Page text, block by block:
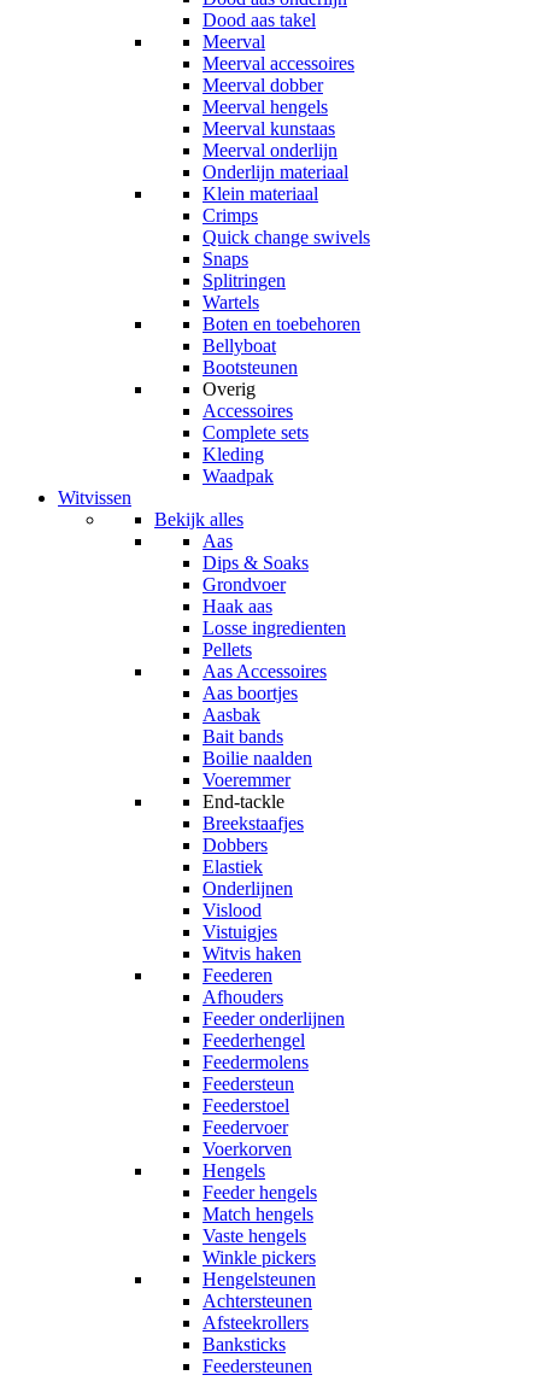
Dood aas takel
Meerval
Meerval accessoires
Meerval dobber
Meerval hengels
Meerval kunstaas
Meerval onderlijn
Onderlijn materiaal
Klein materiaal
Crimps
Quick change swivels
Snaps
Splitringen
Wartels
Boten en toebehoren
Bellyboat
Bootsteunen
Overig
Accessoires
Complete sets
Kleding
Waadpak
Witvissen
Bekijk alles
Aas
Dips & Soaks
Grondvoer
Haak aas
Losse ingredienten
Pellets
Aas Accessoires
Aas boortjes
Aasbak
Bait bands
Boilie naalden
Voeremmer
End-tackle
Breekstaafjes
Dobbers
Elastiek
Onderlijnen
Vislood
Vistuigjes
Witvis haken
Feederen
Afhouders
Feeder onderlijnen
Feederhengel
Feedermolens
Feedersteun
Feederstoel
Feedervoer
Voerkorven
Hengels
Feeder hengels
Match hengels
Vaste hengels
Winkle pickers
Hengelsteunen
Achtersteunen
Afsteekrollers
Banksticks
Feedersteunen